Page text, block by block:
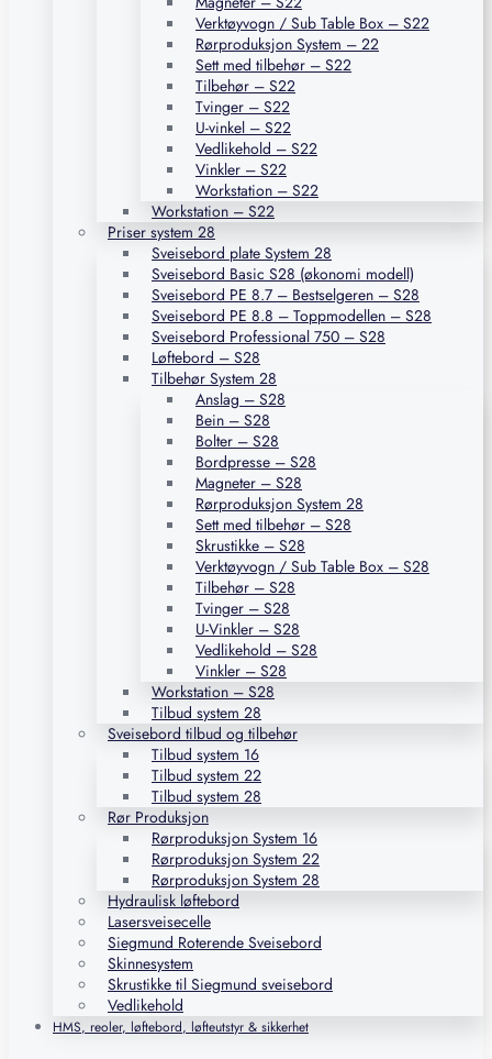
Verktøyvogn / Sub Table Box – S22
Rørproduksjon System – 22
Sett med tilbehør – S22
Tilbehør – S22
Tvinger – S22
U-vinkel – S22
Vedlikehold – S22
Vinkler – S22
Workstation – S22
Workstation – S22
Priser system 28
Sveisebord plate System 28
Sveisebord Basic S28 (økonomi modell)
Sveisebord PE 8.7 – Bestselgeren – S28
Sveisebord PE 8.8 – Toppmodellen – S28
Sveisebord Professional 750 – S28
Løftebord – S28
Tilbehør System 28
Anslag – S28
Bein – S28
Bolter – S28
Bordpresse – S28
Magneter – S28
Rørproduksjon System 28
Sett med tilbehør – S28
Skrustikke – S28
Verktøyvogn / Sub Table Box – S28
Tilbehør – S28
Tvinger – S28
U-Vinkler – S28
Vedlikehold – S28
Vinkler – S28
Workstation – S28
Tilbud system 28
Sveisebord tilbud og tilbehør
Tilbud system 16
Tilbud system 22
Tilbud system 28
Rør Produksjon
Rørproduksjon System 16
Rørproduksjon System 22
Rørproduksjon System 28
Hydraulisk løftebord
Lasersveisecelle
Siegmund Roterende Sveisebord
Skinnesystem
Skrustikke til Siegmund sveisebord
Vedlikehold
HMS, reoler, løftebord, løfteutstyr & sikkerhet